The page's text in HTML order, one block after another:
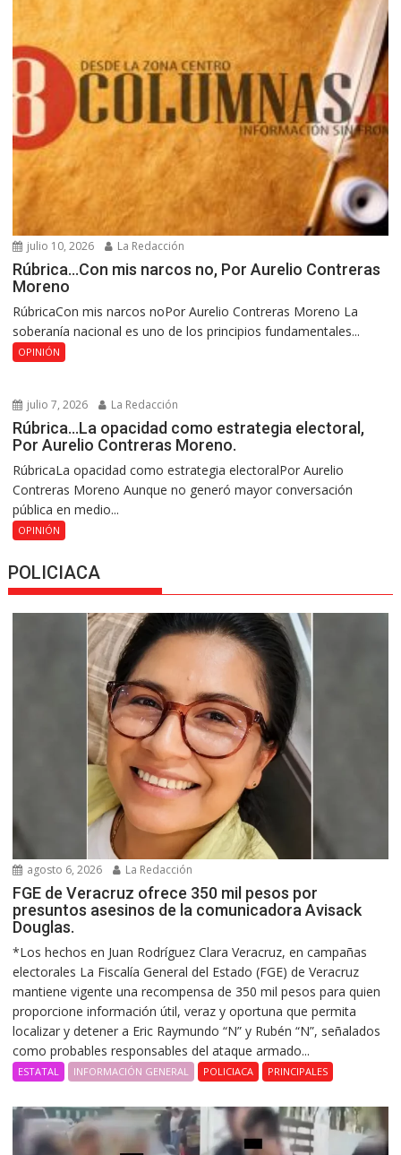
julio 10, 2026 La Redacción
Rúbrica…Con mis narcos no, Por Aurelio Contreras
Moreno
RúbricaCon mis narcos noPor Aurelio Contreras Moreno La
soberanía nacional es uno de los principios fundamentales...
OPINIÓN
julio 7, 2026 La Redacción
Rúbrica…La opacidad como estrategia electoral,
Por Aurelio Contreras Moreno.
RúbricaLa opacidad como estrategia electoralPor Aurelio
Contreras Moreno Aunque no generó mayor conversación
pública en medio...
OPINIÓN
POLICIACA
agosto 6, 2026 La Redacción
FGE de Veracruz ofrece 350 mil pesos por
presuntos asesinos de la comunicadora Avisack
Douglas.
*Los hechos en Juan Rodríguez Clara Veracruz, en campañas
electorales La Fiscalía General del Estado (FGE) de Veracruz
mantiene vigente una recompensa de 350 mil pesos para quien
proporcione información útil, veraz y oportuna que permita
localizar y detener a Eric Raymundo “N” y Rubén “N”, señalados
como probables responsables del ataque armado...
ESTATAL INFORMACIÓN GENERAL POLICIACA PRINCIPALES